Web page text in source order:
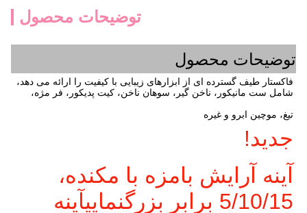
توضیحات محصول
توضیحات محصول
شامل ست مانیکور، ناخن گیر، سوهان ناخن، کیت پدیکور، فر مژه،
تیغ، موچین ابرو و غیره
جدید!
5/10/15 برابر بزرگنمایی